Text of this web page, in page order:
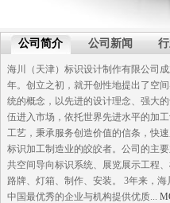
公司简介 公司新闻
海川（天津）标识设计制作有限公司成
年。创立之初，就开创性地提出了空
统的概念，以先进的设计理念、强大
伍进入市场，依托世界先进水平的加
工艺，秉承服务创造价值的信条，快
标识加工制造业的皎皎者。公司的主
共空间导向标识系统、展览展示工程、
路牌、灯箱、制作、安装。 3年来，海
中国最优秀的企业与机构提供优质...